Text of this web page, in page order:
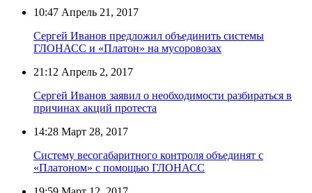
10:47 Апрель 21, 2017
Сергей Иванов предложил объединить системы
ГЛОНАСС и «Платон» на мусоровозах
21:12 Апрель 2, 2017
Сергей Иванов заявил о необходимости разбираться в
причинах акций протеста
14:28 Март 28, 2017
Систему весогабаритного контроля объединят с
«Платоном» с помощью ГЛОНАСС